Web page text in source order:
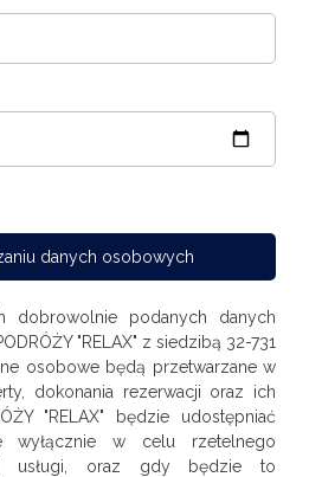
danych osobowych
dobrowolnie podanych danych
"RELAX" z siedzibą 32-731
osobowe będą przetwarzane w
dokonania rezerwacji oraz ich
"RELAX" będzie udostępniać
wyłącznie w celu rzetelnego
usługi, oraz gdy będzie to